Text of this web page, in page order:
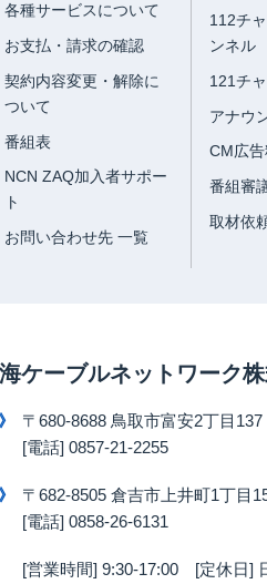
各種サービスについて
お支払・請求の確認
契約内容変更・解除に
ついて
番組表
NCN ZAQ加入者サポー
ト
お問い合わせ先 一覧
112チ
ンネル
121チ
アナウ
CM広
番組審
取材依
ケーブルネットワーク
〒680-8688 鳥取市富安2丁目137
[電話] 0857-21-2255
〒682-8505 倉吉市上井町1丁目
[電話] 0858-26-6131
[営業時間] 9:30-17:00 [定休日]